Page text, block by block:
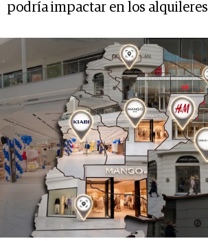
podría impactar en los alquileres